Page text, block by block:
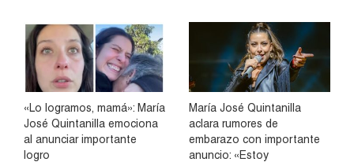
«Lo logramos, mamá»: María
José Quintanilla emociona
al anunciar importante
logro
María José Quintanilla
aclara rumores de
embarazo con importante
anuncio: «Estoy